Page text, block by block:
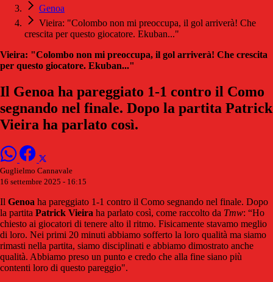
Genoa
Vieira: "Colombo non mi preoccupa, il gol arriverà! Che
crescita per questo giocatore. Ekuban..."
Vieira: "Colombo non mi preoccupa, il gol arriverà! Che crescita
per questo giocatore. Ekuban..."
Il Genoa ha pareggiato 1-1 contro il Como
segnando nel finale. Dopo la partita Patrick
Vieira ha parlato così.
Guglielmo Cannavale
16 settembre 2025 - 16:15
Il Genoa ha pareggiato 1-1 contro il Como segnando nel finale. Dopo
la partita Patrick Vieira ha parlato così, come raccolto da Tmw: “Ho
chiesto ai giocatori di tenere alto il ritmo. Fisicamente stavamo meglio
di loro. Nei primi 20 minuti abbiamo sofferto la loro qualità ma siamo
rimasti nella partita, siamo disciplinati e abbiamo dimostrato anche
qualità. Abbiamo preso un punto e credo che alla fine siano più
contenti loro di questo pareggio".